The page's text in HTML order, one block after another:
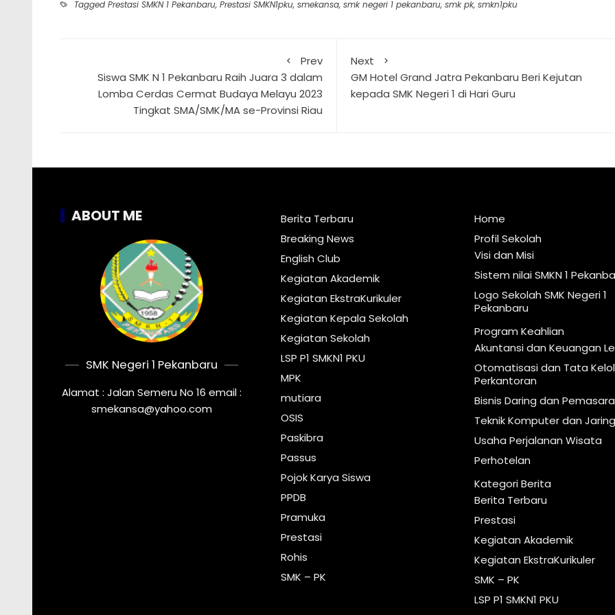
Tagged Prestasi SMKN 1 Pekanbaru, Prestasi SMKN1pku, smekansa, smk negeri 1 pekanbaru, smk pk, smkn1pku
Prev
Siswa SMK N 1 Pekanbaru Raih Juara 3 dalam
Lomba Cerdas Cermat Budaya Melayu 2023
Tingkat SMA/SMK/MA se-Provinsi Riau
Next
GM Hotel Grand Jatra Pekanbaru Beri Kejutan
kepada SMK Negeri 1 di Hari Guru
ABOUT ME
SMK Negeri 1 Pekanbaru
Alamat : Jalan Semeru No 16 email :
smekansa@yahoo.com
Berita Terbaru
Breaking News
English Club
Kegiatan Akademik
Kegiatan EkstraKurikuler
Kegiatan Kepala Sekolah
Kegiatan Sekolah
LSP P1 SMKN1 PKU
MPK
mutiara
OSIS
Paskibra
Passus
Pojok Karya Siswa
PPDB
Pramuka
Prestasi
Rohis
SMK – PK
Home
Profil Sekolah
Visi dan Misi
Sistem nilai SMKN 1
Logo Sekolah SMK Negeri 1
Pekanbaru
Program Keahlian
Akuntansi dan Keuangan
Otomatisasi dan Tata
Perkantoran
Bisnis Daring dan
Teknik Komputer dan
Usaha Perjalanan Wisata
Perhotelan
Kategori Berita
Berita Terbaru
Prestasi
Kegiatan Akademik
Kegiatan EkstraKurikuler
SMK – PK
LSP P1 SMKN1 PKU